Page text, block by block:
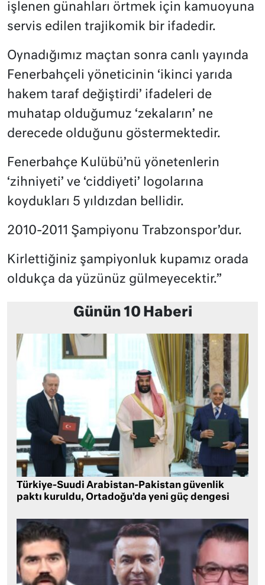
işlenen günahları örtmek için kamuoyuna
servis edilen trajikomik bir ifadedir.
Oynadığımız maçtan sonra canlı yayında
Fenerbahçeli yöneticinin ‘ikinci yarıda
hakem taraf değiştirdi’ ifadeleri de
muhatap olduğumuz ‘zekaların’ ne
derecede olduğunu göstermektedir.
Fenerbahçe Kulübü’nü yönetenlerin
‘zihniyeti’ ve ‘ciddiyeti’ logolarına
koydukları 5 yıldızdan bellidir.
2010-2011 Şampiyonu Trabzonspor’dur.
Kirlettiğiniz şampiyonluk kupamız orada
oldukça da yüzünüz gülmeyecektir.”
Günün 10 Haberi
Türkiye-Suudi Arabistan-Pakistan güvenlik
paktı kuruldu, Ortadoğu’da yeni güç dengesi